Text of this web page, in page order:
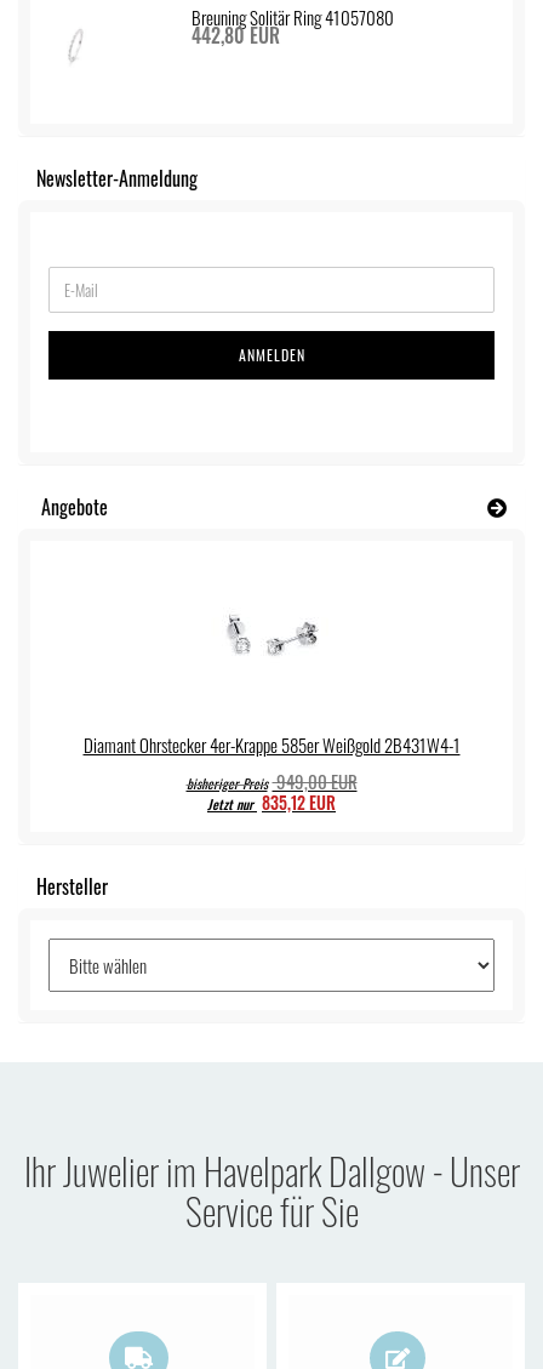
Breuning Solitär Ring 41057080
442,80 EUR
Newsletter-Anmeldung
ANMELDEN
Angebote
Diamant Ohrstecker 4er-Krappe 585er Weißgold 2B431W4-1
bisheriger Preis 949,00 EUR
Jetzt nur 835,12 EUR
Hersteller
Ihr Juwelier im Havelpark Dallgow - Unser
Service für Sie